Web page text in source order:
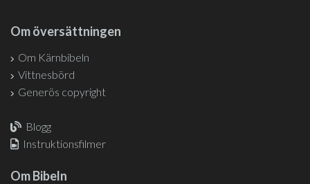
Om översättningen
Om Kärnbibeln
Vittnesbörd
Generös copyright
Blogg
Instruktionsfilmer
Om Bibeln